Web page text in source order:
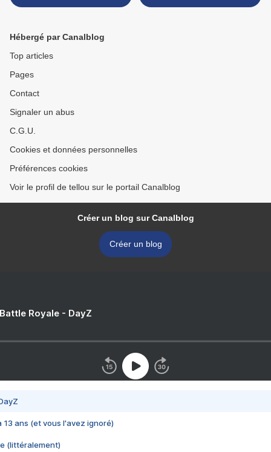
marche!!
maximum de goût et de
Hébergé par Canalblog
Top articles
Pages
Contact
Signaler un abus
C.G.U.
Cookies et données personnelles
Préférences cookies
Voir le profil de tellou sur le portail Canalblog
Créer un blog sur Canalblog
Créer un blog
Royale - DayZ
13 ans (et vous l'avez ignoré)
(littéralement)